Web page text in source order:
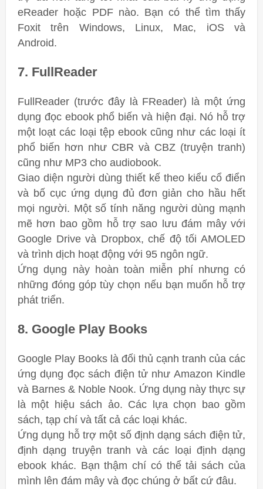
eReader hoặc PDF nào. Bạn có thể tìm thấy
Foxit trên Windows, Linux, Mac, iOS và
Android.
7. FullReader
FullReader (trước đây là FReader) là một ứng
dụng đọc ebook phổ biến và hiện đại. Nó hỗ trợ
một loạt các loại tệp ebook cũng như các loại ít
phổ biến hơn như CBR và CBZ (truyện tranh)
cũng như MP3 cho audiobook.
Giao diện người dùng thiết kế theo kiểu cổ điển
và bố cục ứng dụng đủ đơn giản cho hầu hết
mọi người. Một số tính năng người dùng mạnh
mẽ hơn bao gồm hỗ trợ sao lưu đám mây với
Google Drive và Dropbox, chế độ tối AMOLED
và trình dịch hoạt động với 95 ngôn ngữ.
Ứng dụng này hoàn toàn miễn phí nhưng có
những đóng góp tùy chọn nếu bạn muốn hỗ trợ
phát triển.
8. Google Play Books
Google Play Books là đối thủ cạnh tranh của các
ứng dụng đọc sách điện tử như Amazon Kindle
và Barnes & Noble Nook. Ứng dụng này thực sự
là một hiệu sách ảo. Các lựa chọn bao gồm
sách, tạp chí và tất cả các loại khác.
Ứng dụng hỗ trợ một số định dạng sách điện tử,
định dạng truyện tranh và các loại định dạng
ebook khác. Bạn thậm chí có thể tải sách của
mình lên đám mây và đọc chúng ở bất cứ đâu.